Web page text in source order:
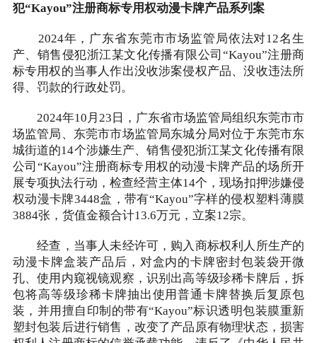
犯“Kayou”注册商标专用权动漫卡牌产品系列案
2024年，广东省东莞市市场监管局依法对12名生
产、销售侵犯浙江某文化传播有限公司“Kayou”注册商
标专用权的当事人作出没收涉案侵权产品、没收违法所
得、罚款的行政处罚。
2024年10月23日，广东省市场监管局组织东莞市市
场监管局、东莞市市场监管局东城分局对位于东莞市东
城街道的14个涉嫌生产、销售侵犯浙江某文化传播有限
公司“Kayou”注册商标专用权的动漫卡牌产品的场所开
展专项执法行动，检查经营主体14个，现场扣押涉嫌侵
权动漫卡牌3448盒，带有“Kayou”字样的侵权塑料薄膜
3884张，货值金额合计13.6万元，立案12宗。
经查，当事人未经许可，购入商标权利人所生产的
动漫卡牌盒装产品后，对盒内的卡牌密封包装袋开微
孔、使用内窥视镜观察，识别出高等级珍稀卡牌后，拆
包将高等级珍稀卡牌抽出使用普通卡牌替换后复原包
装，并用擅自印制的带有“Kayou”标识透明包装膜重新
塑封包装后进行销售，改变了产品原有物理状态，损害